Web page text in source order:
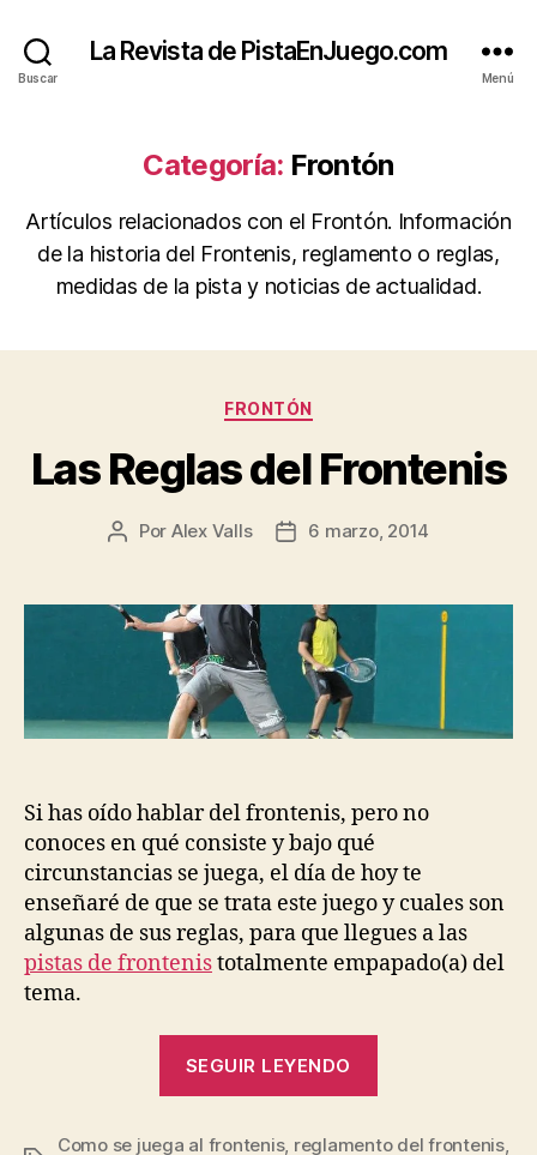
Buscar
La Revista de PistaEnJuego.com
Menú
Categoría: Frontón
Artículos relacionados con el Frontón. Información
de la historia del Frontenis, reglamento o reglas,
medidas de la pista y noticias de actualidad.
Categorías
FRONTÓN
Las Reglas del Frontenis
Autor
entrada
Por Alex Valls
Fecha
entrada
6 marzo, 2014
Si has oído hablar del frontenis, pero no
conoces en qué consiste y bajo qué
circunstancias se juega, el día de hoy te
enseñaré de que se trata este juego y cuales son
algunas de sus reglas, para que llegues a las
pistas de frontenistotalmente empapado(a) del
tema.
SEGUIR LEYENDO
Frontenis”
Como se juega al frontenis, reglamento del frontenis,